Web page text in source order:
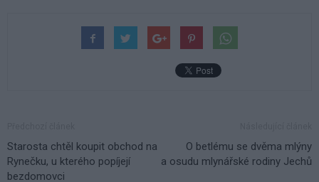
Starosta chtěl koupit obchod na
Rynečku, u kterého popíjejí
bezdomovci
O betlému se dvěma mlýny
a osudu mlynářské rodiny Jechů